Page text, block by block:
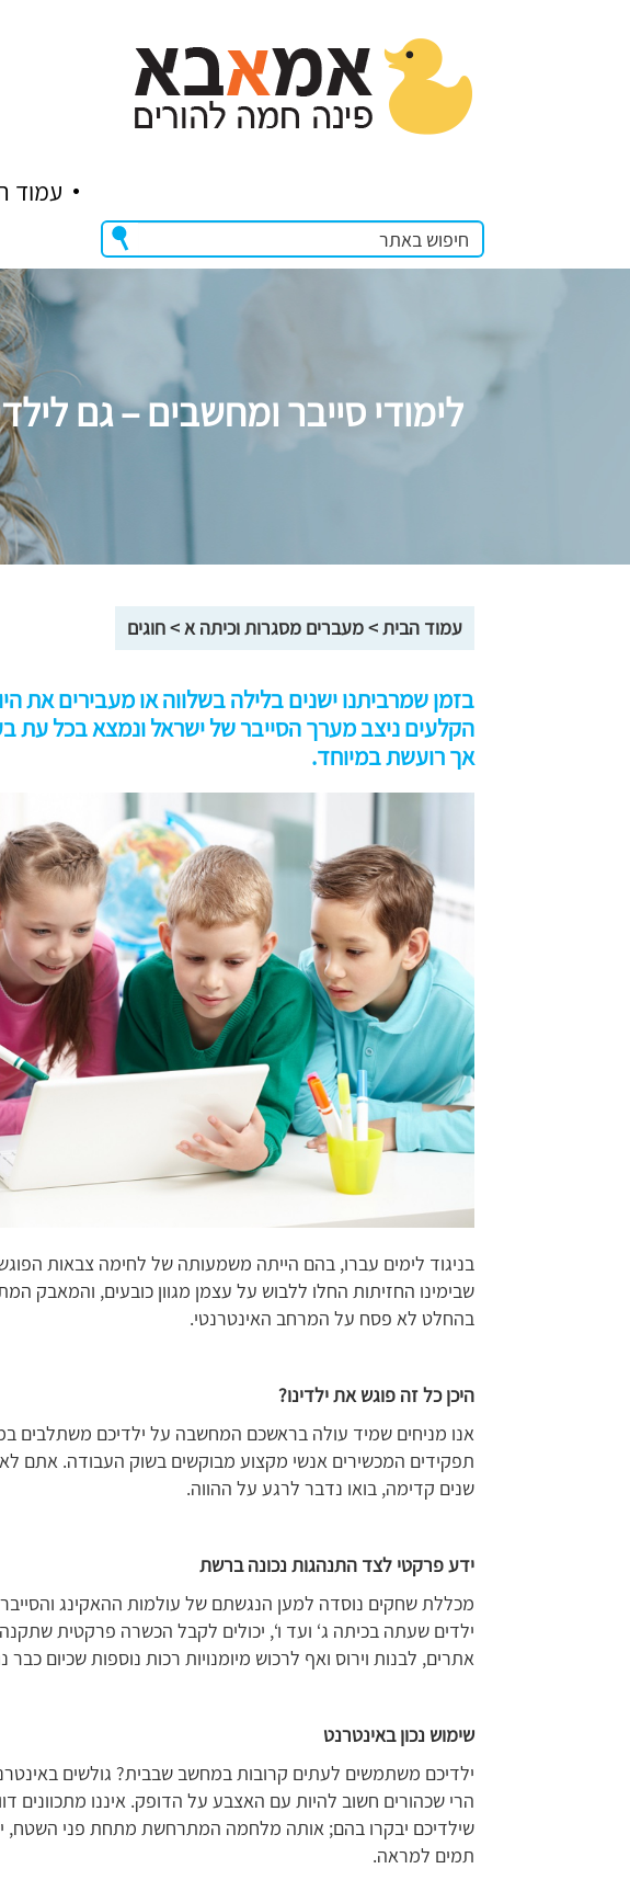
עמוד
לימודי סייבר ומחשבים – גם
עמוד הבית>מעברים מסגרות וכיתה א>חוגים
בזמן שמרביתנו ישנים בלילה בשלווה או מעבירים את
הקלעים ניצב מערך הסייבר של ישראל ונמצא בכל
אך רועשת במיוחד.
בניגוד לימים עברו, בהם הייתה משמעותה של לחימה צבאות
שבימינו החזיתות החלו ללבוש על עצמן מגוון כובעים, והמאבק
בהחלט לא פסח על המרחב האינטרנטי.
היכן כל זה פוגש את ילדינו?
אנו מניחים שמיד עולה בראשכם המחשבה על ילדיכם משתלבים
תפקידים המכשירים אנשי מקצוע מבוקשים בשוק העבודה. אתם
שנים קדימה, בואו נדבר לרגע על ההווה.
ידע פרקטי לצד התנהגות נכונה ברשת
מכללת שחקים נוסדה למען הנגשתם של עולמות ההאקינג והסייבר
ילדים שעתה בכיתה ג‘ ועד ו‘, יכולים לקבל הכשרה פרקטית
אתרים, לבנות וירוס ואף לרכוש מיומנויות רכות נוספות שכיום
שימוש נכון באינטרנט
ילדיכם משתמשים לעתים קרובות במחשב שבבית? גולשים
הרי שכהורים חשוב להיות עם האצבע על הדופק. איננו מתכוונים
שילדיכם יבקרו בהם; אותה מלחמה המתרחשת מתחת פני השטח,
תמים למראה.